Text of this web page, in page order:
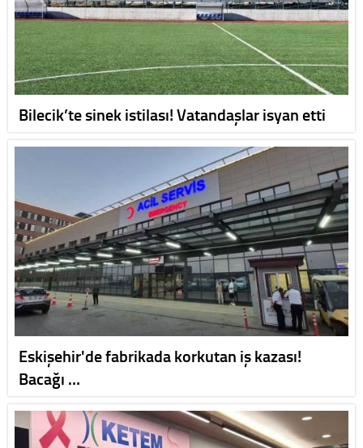
Bilecik’te sinek istilası! Vatandaşlar isyan etti
Eskişehir'de fabrikada korkutan iş kazası!
Bacağı …